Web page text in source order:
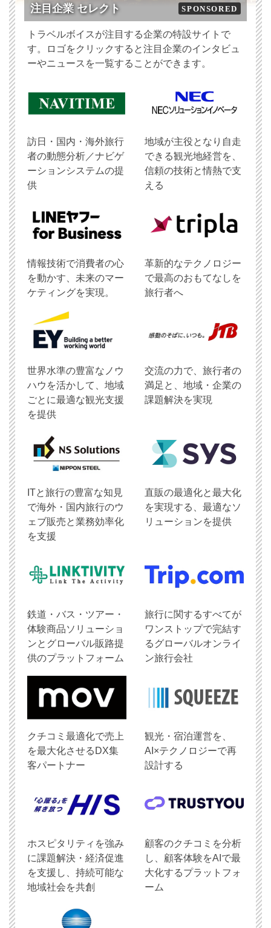
注目企業 セレクト SPONSORED
トラベルボイスが注目する企業の特設サイトで
す。ロゴをクリックすると注目企業のインタビュ
ーやニュースを一覧することができます。
訪日・国内・海外旅行
者の動態分析／ナビゲ
ーションシステムの提
供
地域が主役となり自走
できる観光地経営を、
信頼の技術と情熱で支
える
情報技術で消費者の心
を動かす、未来のマー
ケティングを実現。
革新的なテクノロジー
で最高のおもてなしを
旅行者へ
世界水準の豊富なノウ
ハウを活かして、地域
ごとに最適な観光支援
を提供
交流の力で、旅行者の
満足と、地域・企業の
課題解決を実現
ITと旅行の豊富な知見
で海外・国内旅行のウ
ェブ販売と業務効率化
を支援
直販の最適化と最大化
を実現する、最適なソ
リューションを提供
鉄道・バス・ツアー・
体験商品ソリューショ
ンとグローバル販路提
供のプラットフォーム
旅行に関するすべてが
ワンストップで完結す
るグローバルオンライ
ン旅行会社
クチコミ最適化で売上
を最大化させるDX集
客パートナー
観光・宿泊運営を、
AI×テクノロジーで再
設計する
ホスピタリティを強み
に課題解決・経済促進
を支援し、持続可能な
地域社会を共創
顧客のクチコミを分析
し、顧客体験をAIで最
大化するプラットフォ
ーム